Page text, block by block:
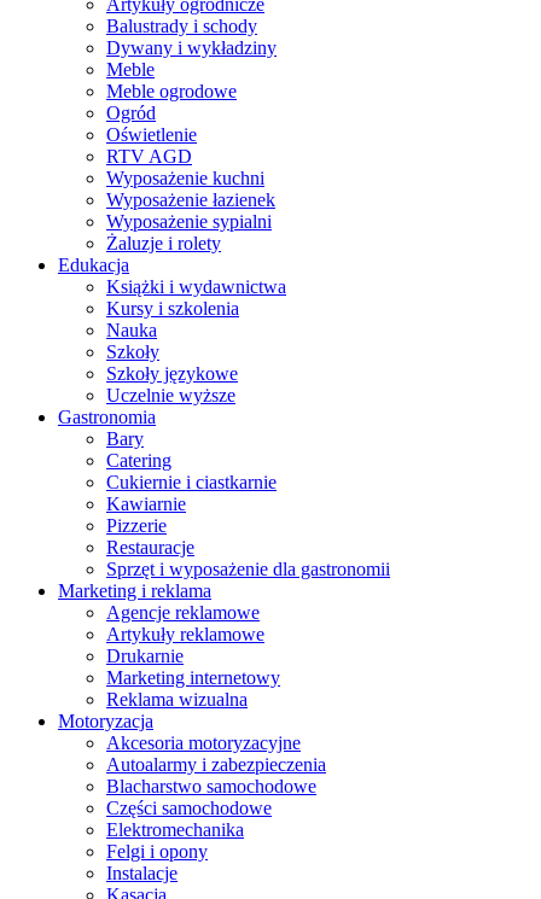
Balustrady i schody
Dywany i wykładziny
Meble
Meble ogrodowe
Ogród
Oświetlenie
RTV AGD
Wyposażenie kuchni
Wyposażenie łazienek
Wyposażenie sypialni
Żaluzje i rolety
Edukacja
Książki i wydawnictwa
Kursy i szkolenia
Nauka
Szkoły
Szkoły językowe
Uczelnie wyższe
Gastronomia
Bary
Catering
Cukiernie i ciastkarnie
Kawiarnie
Pizzerie
Restauracje
Sprzęt i wyposażenie dla gastronomii
Marketing i reklama
Agencje reklamowe
Artykuły reklamowe
Drukarnie
Marketing internetowy
Reklama wizualna
Motoryzacja
Akcesoria motoryzacyjne
Autoalarmy i zabezpieczenia
Blacharstwo samochodowe
Części samochodowe
Elektromechanika
Felgi i opony
Instalacje
Kasacja